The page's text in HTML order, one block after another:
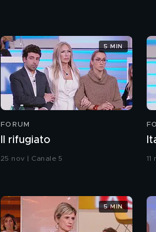
FORUM
Il rifugiato
25 nov | Canale 5
5 MIN
11
5 MIN